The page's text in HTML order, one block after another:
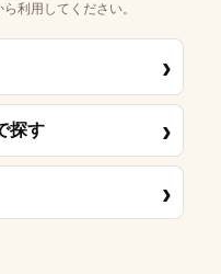
利用してください。
›
探す ›
›